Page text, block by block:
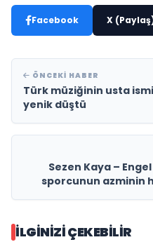
Facebook X
ÖNCEKI HABER
Türk müziğinin usta
yenik düştü
Sezen Kaya –
sporcunun azminin
İLGINIZI ÇEKEBILIR